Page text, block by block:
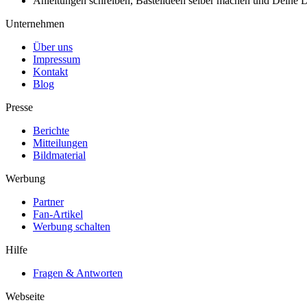
Unternehmen
Über uns
Impressum
Kontakt
Blog
Presse
Berichte
Mitteilungen
Bildmaterial
Werbung
Partner
Fan-Artikel
Werbung schalten
Hilfe
Fragen & Antworten
Webseite